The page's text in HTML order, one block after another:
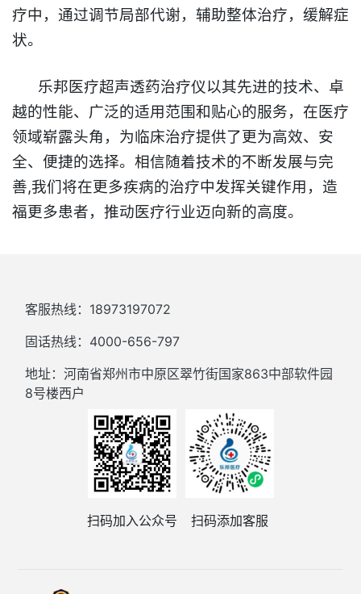
疗中，通过调节局部代谢，辅助整体治疗，缓解症
状。​
乐邦医疗超声透药治疗仪以其先进的技术、卓
越的性能、广泛的适用范围和贴心的服务，在医疗
领域崭露头角，为临床治疗提供了更为高效、安
全、便捷的选择。相信随着技术的不断发展与完
善,我们将在更多疾病的治疗中发挥关键作用，造
福更多患者，推动医疗行业迈向新的高度。
客服热线：18973197072
固话热线：4000-656-797
地址：河南省郑州市中原区翠竹街国家863中部软件园
8号楼西户
扫码加入公众号 扫码添加客服